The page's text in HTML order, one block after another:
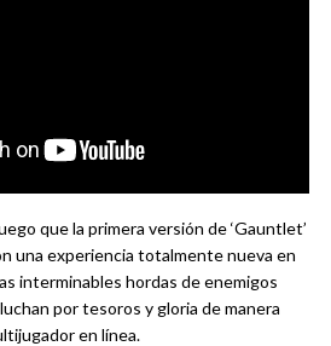
que la primera versión de ‘Gauntlet’
una experiencia totalmente nueva en
interminables hordas de enemigos
por tesoros y gloria de manera
en línea.